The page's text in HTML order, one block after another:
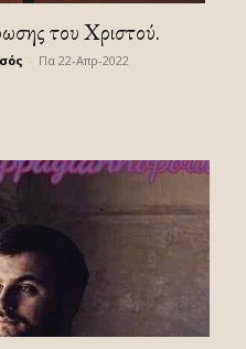
του Χριστού.
Πα 22-Απρ-2022